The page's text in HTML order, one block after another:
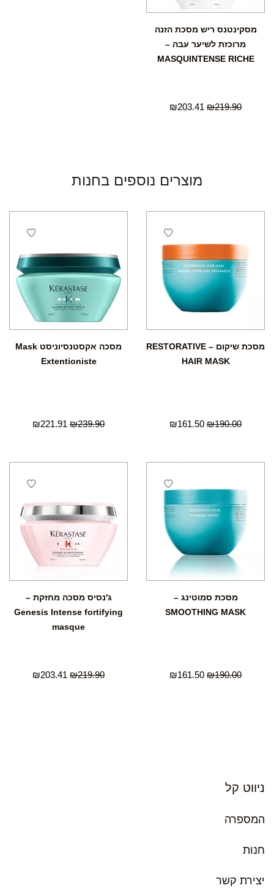
מסקינטנס ריש מסכת הזנה
מרוכזת לשיער עבה –
MASQUINTENSE RICHE
₪219.90
₪203.41
מוצרים נוספים בחנות
מסכת שיקום – RESTORATIVE
HAIR MASK
₪190.00
₪161.50
מסכה אקסטנסיוניסט Mask
Extentioniste
₪239.90
₪221.91
מסכת סמוטינג –
SMOOTHING MASK
₪190.00
₪161.50
ג'נסיס מסכה מחזקת –
Genesis Intense fortifying
masque
₪219.90
₪203.41
ניווט קל
המספרה
חנות
יצירת קשר